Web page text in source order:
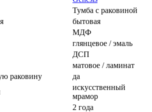
Тумба с раковиной
бытовая
МДФ
глянцевое / эмаль
ДСП
матовое / ламинат
раковину
да
искусственный
мрамор
2 года